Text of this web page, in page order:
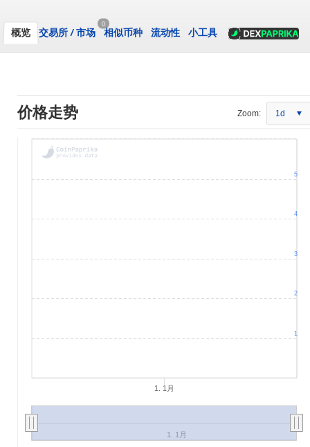
概览 交易所 /市场
0
相似币种 流动性 小工具
价格走势 Zoom: 1d
1. 1月
1. 1月
1
2
3
4
5